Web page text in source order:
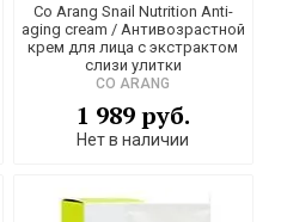
Co Arang Snail Nutrition Anti-
aging cream / Антивозрастной
крем для лица с экстрактом
слизи улитки
CO ARANG
1 989 руб.
Нет в наличии